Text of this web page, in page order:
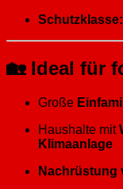
Schutzklasse:
🏡 Ideal für
Große
Haushalte mit
Klimaanlage
Nachrüstung